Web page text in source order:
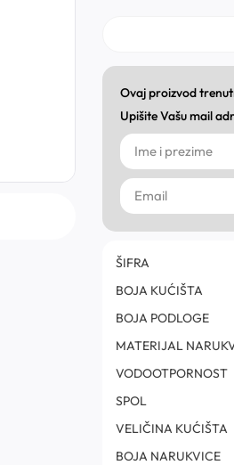
Ovaj proizvod
Upišite Vašu mail
ŠIFRA
BOJA KUĆIŠTA
BOJA PODLOGE
MATERIJAL
VODOOTPORNOST
SPOL
VELIČINA KUĆIŠTA
BOJA NARUKVICE